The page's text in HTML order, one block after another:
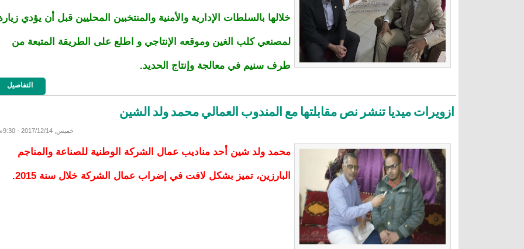
خلالها بالسلطات الإدارية والأمنية والمنتخبين المحليين قبل أن يؤدي
لمصنعي كلب الغين وموقعه الإنتاجي و اطلع على الطريقة المتبعة من
طرف سنيم في معالجة وإنتاج الحديد.
التفاصيل
ازويرات ميديا تنشر نص مقابلتها مع المندوب العمالي محمد ولد الشين
خميس, 2017/12/14 - 9:30م
محمد ولد شين أحد مناديب عمال الشركة الوطنية للصناعة والمناجم
البارزين، تميز بشكل لافت في إضراب عمال الشركة خلال سنة 2015.